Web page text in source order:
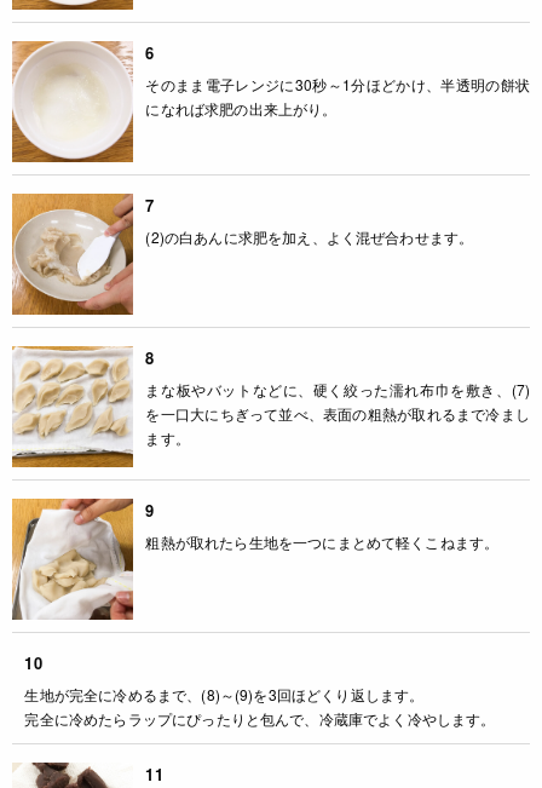
6
そのまま電子レンジに30秒～1分ほどかけ、半透明の餅状
になれば求肥の出来上がり。
7
(2)の白あんに求肥を加え、よく混ぜ合わせます。
8
まな板やバットなどに、硬く絞った濡れ布巾を敷き、(7)
を一口大にちぎって並べ、表面の粗熱が取れるまで冷まし
ます。
9
粗熱が取れたら生地を一つにまとめて軽くこねます。
10
生地が完全に冷めるまで、(8)～(9)を3回ほどくり返します。
完全に冷めたらラップにぴったりと包んで、冷蔵庫でよく冷やします。
11